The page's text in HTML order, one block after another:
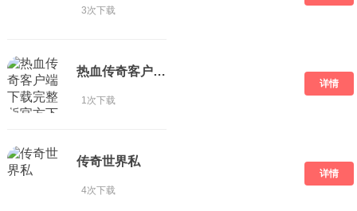
3次下载
热血传奇客户端下载完整版官方下载
1次下载
详情
传奇世界私
4次下载
详情